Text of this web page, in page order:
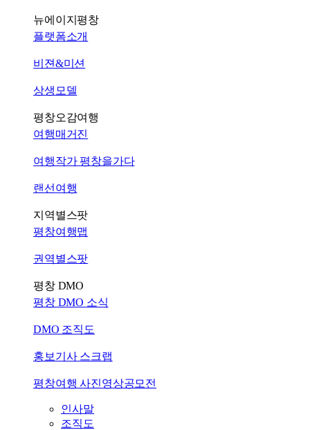
뉴에이지평창
플랫폼소개
비젼&미션
상생모델
평창오감여행
여행매거진
여행작가 평창을가다
랜선여행
지역별스팟
평창여행맵
권역별스팟
평창 DMO
평창 DMO 소식
DMO 조직도
홍보기사 스크랩
평창여행 사진영상공모전
인사말
조직도